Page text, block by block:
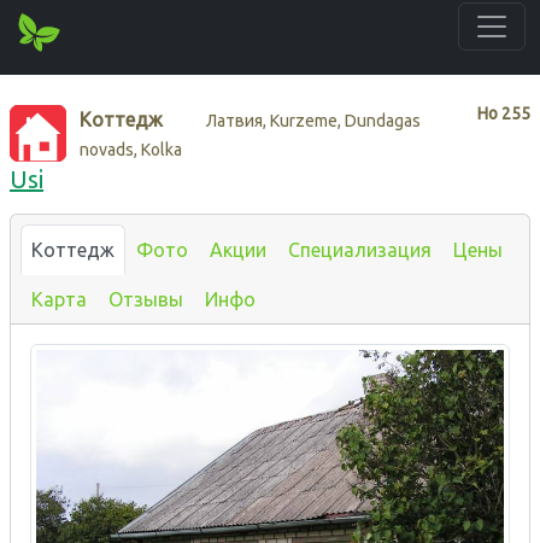
Нo 255
Коттедж
Латвия, Kurzeme, Dundagas
novads, Kolka
Usi
Коттедж Фото Акции Специализация Цены
Карта Отзывы Инфо